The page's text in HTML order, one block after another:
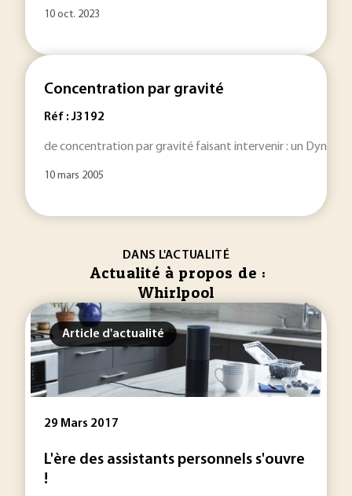
10 oct. 2023
Concentration par gravité
Réf : J3192
de concentration par gravité faisant intervenir : un Dyna-
10 mars 2005
DANS L'ACTUALITÉ
Actualité à propos de :
Whirlpool
Article d'actualité
29 Mars 2017
L'ère des assistants personnels s'ouvre
!